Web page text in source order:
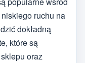
ruchu na
dokładną
które są
oraz